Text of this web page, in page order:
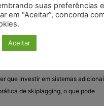
de receita. Isso pode
de voos.
que investir em sistemas
de skiplagging, o que pode
suas preferências
em “Aceitar”, concorda
Aceitar